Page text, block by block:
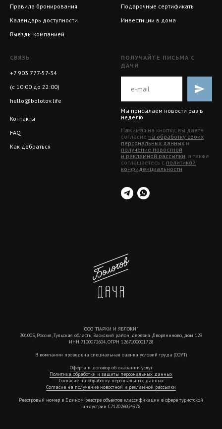
Правила бронирования
Календарь доступности
Выезды компанией
Подарочные сертификаты
Инвестиции в дома
СВЯЗЬ
+7 903 777-57-34
(с 10:00 до 22:00)
hello@bolotov.life
Контакты
FAQ
Как добраться
ПОЛУЧАЙТЕ ПИСЬМА С
ДАЧИ
Мы присылаем новости раз в
неделю
Нажимая на кнопку, вы даете
согласие на обработку своих
персональных данных и
получение новостной
и рекламной рассылки , а также
соглашаетесь с политикой
конфиденциальности
ООО "ПАРКИ И ЯБЛОКИ"
301005, Россия, Тульская область, Заокский район, деревня Дворяниново, дом 129
ИНН 7100072604, ОГРН 1267100001728
В компании проведена специальная оценка условий труда (СОУТ)
Оферта и договор об оказании услуг
Политика обработки и защиты персональных данных
Согласие на обработку персональных данных
Согласие на получение новостной и рекламной рассылки
Реестровый номер в Едином реестре объектов классификации в сфере туристской
индустрии С712026024978